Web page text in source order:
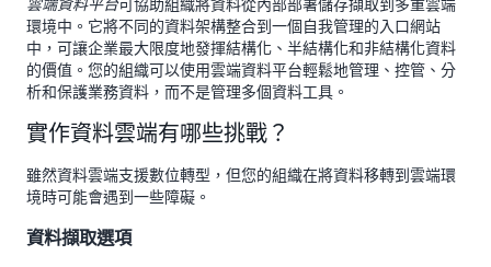
雲端資料平台
環境中。它將不同的資料架構整合到一個自我管理的入口網站
中，可讓企業最大限度地發揮結構化、半結構化和非結構化資料
的價值。您的組織可以使用雲端資料平台輕鬆地管理、控管、分
析和保護業務資料，而不是管理多個資料工具。
實作資料雲端有哪些挑戰？
雖然資料雲端支援數位轉型，但您的組織在將資料移轉到雲端環
境時可能會遇到一些障礙。
資料擷取選項